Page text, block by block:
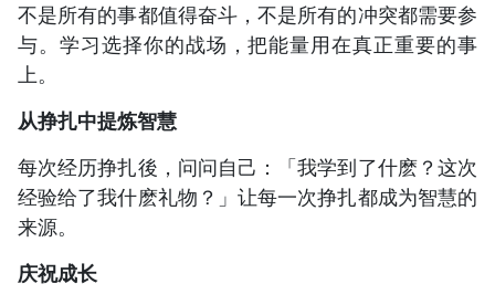
不是所有的事都值得奋斗，不是所有的冲突都需要参
与。学习选择你的战场，把能量用在真正重要的事
上。
从挣扎中提炼智慧
每次经历挣扎後，问问自己：「我学到了什麽？这次
经验给了我什麽礼物？」让每一次挣扎都成为智慧的
来源。
庆祝成长